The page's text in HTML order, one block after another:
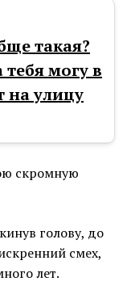
такая?
тебя могу в
улицу
скромную
голову, до
смех,
лет.